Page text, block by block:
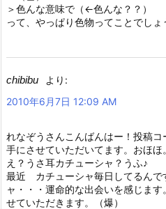
＞色んな意味で（←色んな？？）
って、やっぱり色物ってことでしょ
chibibu
より:
2010年6月7日 12:09 AM
れなぞうさんこんばんはー！投稿
手にさせていただいてます。おほほ
え？うさ耳カチューシャ？うふ♪
最近 カチューシャ毎日してるんで
ャ・・・運命的な出会いを感じま
せていただきます。（爆）